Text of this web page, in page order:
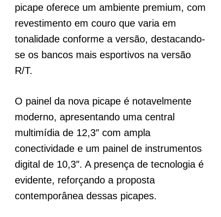
picape oferece um ambiente premium, com
revestimento em couro que varia em
tonalidade conforme a versão, destacando-
se os bancos mais esportivos na versão
R/T.
O painel da nova picape é notavelmente
moderno, apresentando uma central
multimídia de 12,3″ com ampla
conectividade e um painel de instrumentos
digital de 10,3″. A presença de tecnologia é
evidente, reforçando a proposta
contemporânea dessas picapes.